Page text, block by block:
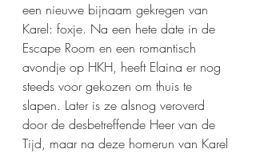
een nieuwe bijnaam gekregen van
Karel: foxje. Na een hete date in de
Escape Room en een romantisch
avondje op HKH, heeft Elaina er nog
steeds voor gekozen om thuis te
slapen. Later is ze alsnog veroverd
door de desbetreffende Heer van de
Tijd, maar na deze homerun van Karel